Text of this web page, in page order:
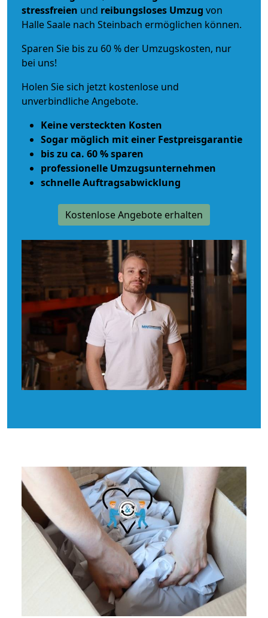
stressfreien und reibungsloses Umzug von
Halle Saale nach Steinbach ermöglichen können.
Sparen Sie bis zu 60 % der Umzugskosten, nur
bei uns!
Holen Sie sich jetzt kostenlose und
unverbindliche Angebote.
Keine versteckten Kosten
Sogar möglich mit einer Festpreisgarantie
bis zu ca. 60 % sparen
professionelle Umzugsunternehmen
schnelle Auftragsabwicklung
Kostenlose Angebote erhalten